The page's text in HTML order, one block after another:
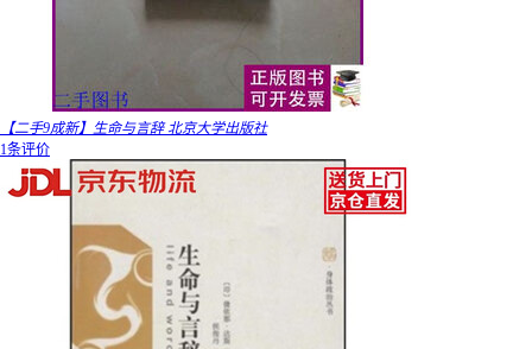
【二手9成新】生命与言辞 北京大学出版社
1条评价